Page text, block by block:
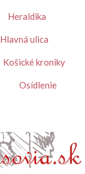
Heraldika
Hlavná ulica
Košické kroniky
Osídlenie